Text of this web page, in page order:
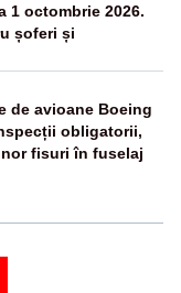
1 octombrie 2026.
șoferi și
de avioane Boeing
obligatorii,
fisuri în fuselaj